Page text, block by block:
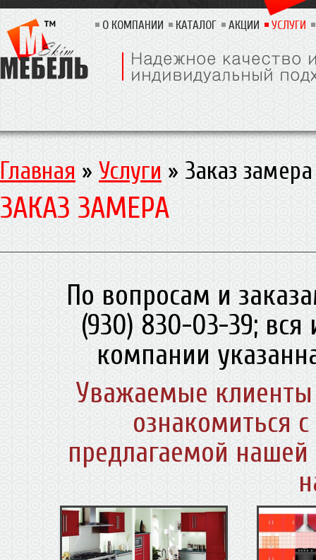
О КОМПАНИИ КАТАЛОГ АКЦИИ УСЛУГИ
Главная » Услуги » Заказ замера
ЗАКАЗ ЗАМЕРА
По вопросам и
(930) 830-03-39;
компании
Уважаемые
ознакомиться
предлагаемой